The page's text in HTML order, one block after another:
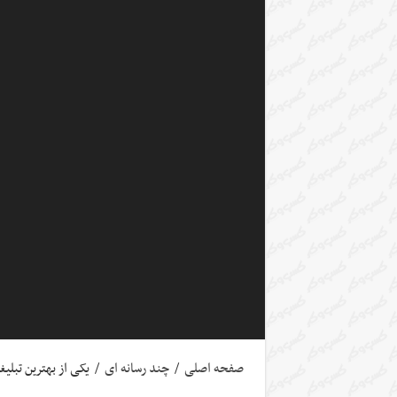
صفحه اصلی / چند رسانه ای / یکی از بهترین